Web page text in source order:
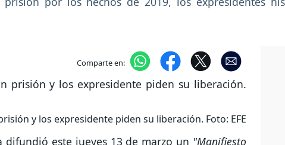
Comparte en:
y los expresidente piden su liberación. Foto: EFE
difundió este jueves 13 de marzo un "Manifiesto